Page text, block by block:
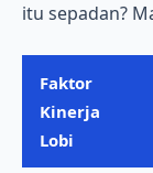
itu sepadan?
Faktor
Kinerja
Lobi